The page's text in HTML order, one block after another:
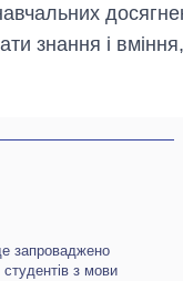
знання і
запроваджено
студентів з мови